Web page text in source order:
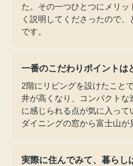
た。その一つひとつにメリ
く説明してくださったので
です。
一番のこだわりポイントは
2階にリビングを設けたこと
井が高くなり、コンパクト
に感じられる点が気に入って
ダイニングの窓から富士山が
実際に住んでみて、暮らし